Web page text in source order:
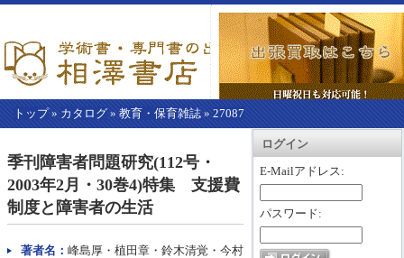
トップ» カタログ » 教育・保育雑誌 » 27087
カートを見る
ログイン
E-Mailアドレス:
パスワード:
こ
か
ら
本
文】
季刊障害者問題研究(112号・
2003年2月・30巻4)特集 支援費
制度と障害者の生活
著者名： 峰島厚・植田章・鈴木清覚・今村